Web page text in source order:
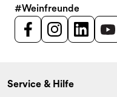
#Weinfreunde
Service & Hilfe